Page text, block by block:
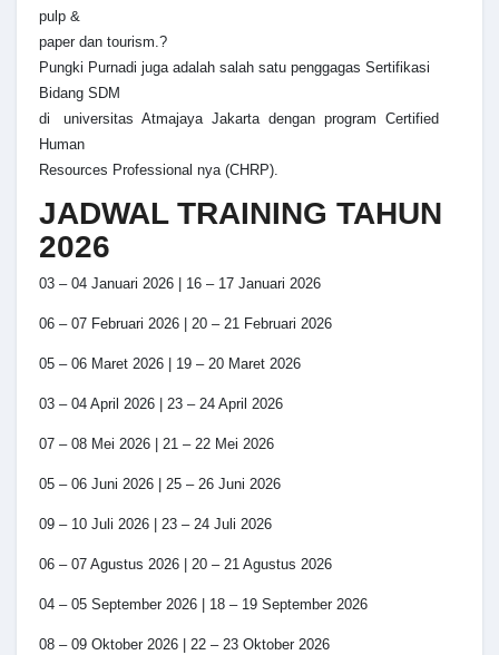
pulp &
paper dan tourism.?
Pungki Purnadi juga adalah salah satu penggagas Sertifikasi
Bidang SDM
di universitas Atmajaya Jakarta dengan program Certified
Human
Resources Professional nya (CHRP).
JADWAL TRAINING TAHUN
2026
03 – 04 Januari 2026 | 16 – 17 Januari 2026
06 – 07 Februari 2026 | 20 – 21 Februari 2026
05 – 06 Maret 2026 | 19 – 20 Maret 2026
03 – 04 April 2026 | 23 – 24 April 2026
07 – 08 Mei 2026 | 21 – 22 Mei 2026
05 – 06 Juni 2026 | 25 – 26 Juni 2026
09 – 10 Juli 2026 | 23 – 24 Juli 2026
06 – 07 Agustus 2026 | 20 – 21 Agustus 2026
04 – 05 September 2026 | 18 – 19 September 2026
08 – 09 Oktober 2026 | 22 – 23 Oktober 2026